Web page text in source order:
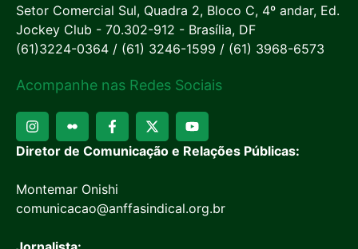
Setor Comercial Sul, Quadra 2, Bloco C, 4º andar, Ed.
Jockey Club - 70.302-912 - Brasília, DF
(61)3224-0364 / (61) 3246-1599 / (61) 3968-6573
Acompanhe nas Redes Sociais
Diretor de Comunicação e Relações Públicas:
Montemar Onishi
comunicacao@anffasindical.org.br